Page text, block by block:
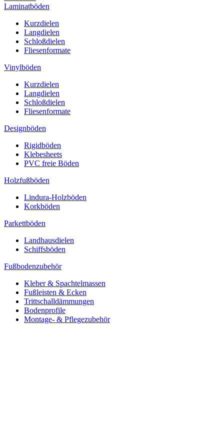
Laminatböden
Kurzdielen
Langdielen
Schloßdielen
Fliesenformate
Vinylböden
Kurzdielen
Langdielen
Schloßdielen
Fliesenformate
Designböden
Rigidböden
Klebesheets
PVC freie Böden
Holzfußböden
Lindura-Holzböden
Korkböden
Parkettböden
Landhausdielen
Schiffsböden
Fußbodenzubehör
Kleber & Spachtelmassen
Fußleisten & Ecken
Trittschalldämmungen
Bodenprofile
Montage- & Pflegezubehör